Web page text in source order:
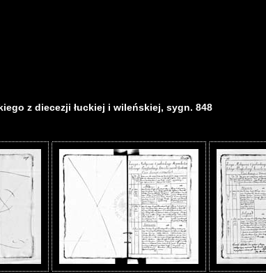
z diecezji łuckiej i wileńskiej, sygn. 848